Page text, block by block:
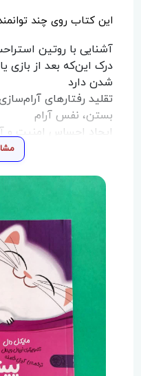
این کتاب روی چند
آشنایی با روتین
درک این‌که بعد از بازی
شدن دارد
تقلید رفتارهای
بستن، نفس آرام
ایجاد احساس امنیت و
کتاب مانند باقی
یادگیری عملی، تکرار
زدن» شود.